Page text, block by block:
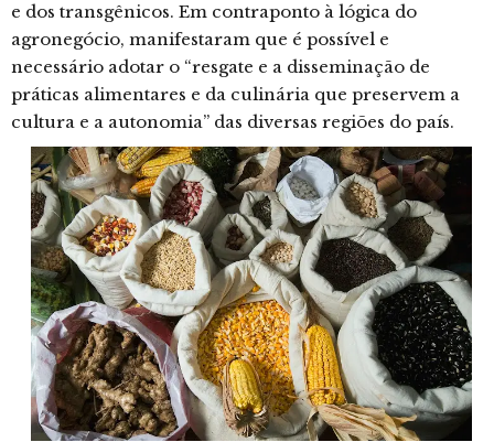
e dos transgênicos. Em contraponto à lógica do
agronegócio, manifestaram que é possível e
necessário adotar o “resgate e a disseminação de
práticas alimentares e da culinária que preservem a
cultura e a autonomia” das diversas regiões do país.